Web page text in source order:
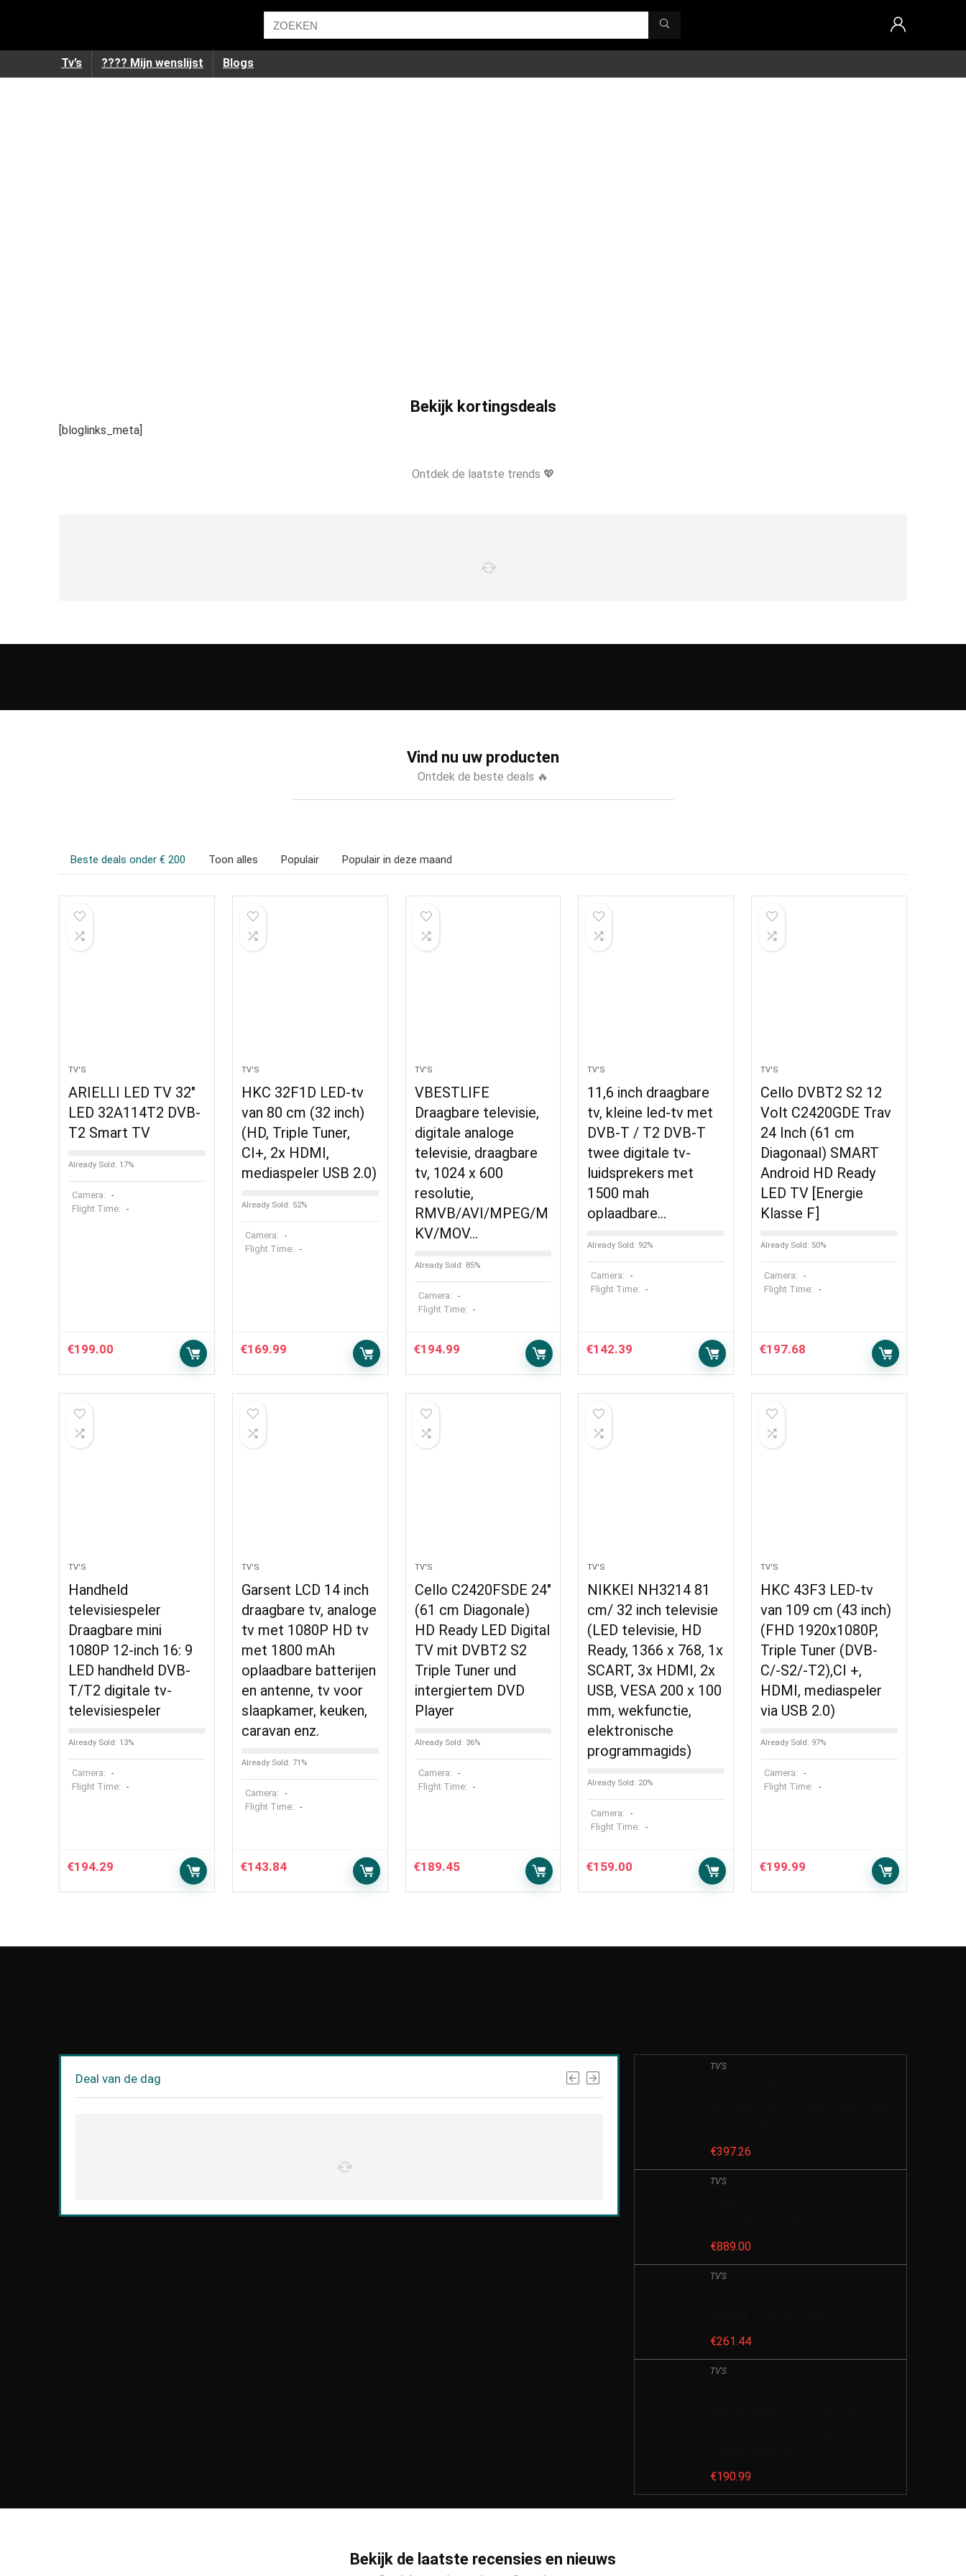
Tv’s ???? Mijn wenslijst Blogs
Bekijk kortingsdeals
[bloglinks_meta]
Ontdek de laatste trends 💖
Vind nu uw producten
Ontdek de beste deals 🔥
Beste deals onder € 200 Toon alles Populair Populair in deze maand
TV'S
ARIELLI LED TV 32″
LED 32A114T2 DVB-
T2 Smart TV
Already Sold: 17%
Camera: -
Flight Time: -
€199.00
TV'S
HKC 32F1D LED-tv
van 80 cm (32 inch)
(HD, Triple Tuner,
CI+, 2x HDMI,
mediaspeler USB 2.0)
Already Sold: 52%
Camera: -
Flight Time: -
€169.99
TV'S
VBESTLIFE
Draagbare televisie,
digitale analoge
televisie, draagbare
tv, 1024 x 600
resolutie,
RMVB/AVI/MPEG/M
KV/MOV…
Already Sold: 85%
Camera: -
Flight Time: -
€194.99
TV'S
11,6 inch draagbare
tv, kleine led-tv met
DVB-T / T2 DVB-T
twee digitale tv-
luidsprekers met
1500 mah
oplaadbare…
Already Sold: 92%
Camera: -
Flight Time: -
€142.39
TV'S
Cello DVBT2 S2 12
Volt C2420GDE Trav
24 Inch (61 cm
Diagonaal) SMART
Android HD Ready
LED TV [Energie
Klasse F]
Already Sold: 50%
Camera: -
Flight Time: -
€197.68
TV'S
Handheld
televisiespeler
Draagbare mini
1080P 12-inch 16: 9
LED handheld DVB-
T/T2 digitale tv-
televisiespeler
Already Sold: 13%
Camera: -
Flight Time: -
€194.29
TV'S
Garsent LCD 14 inch
draagbare tv, analoge
tv met 1080P HD tv
met 1800 mAh
oplaadbare batterijen
en antenne, tv voor
slaapkamer, keuken,
caravan enz.
Already Sold: 71%
Camera: -
Flight Time: -
€143.84
TV'S
Cello C2420FSDE 24″
(61 cm Diagonale)
HD Ready LED Digital
TV mit DVBT2 S2
Triple Tuner und
intergiertem DVD
Player
Already Sold: 36%
Camera: -
Flight Time: -
€189.45
TV'S
NIKKEI NH3214 81
cm/ 32 inch televisie
(LED televisie, HD
Ready, 1366 x 768, 1x
SCART, 3x HDMI, 2x
USB, VESA 200 x 100
mm, wekfunctie,
elektronische
programmagids)
Already Sold: 20%
Camera: -
Flight Time: -
€159.00
TV'S
HKC 43F3 LED-tv
van 109 cm (43 inch)
(FHD 1920x1080P,
Triple Tuner (DVB-
C/-S2/-T2),CI +,
HDMI, mediaspeler
via USB 2.0)
Already Sold: 97%
Camera: -
Flight Time: -
€199.99
Deal van de dag
TV'S
€397.26
TV'S
€889.00
TV'S
€261.44
TV'S
€190.99
Bekijk de laatste recensies en nieuws